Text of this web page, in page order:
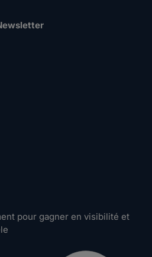
pour gagner en visibilité et